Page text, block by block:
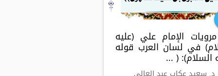
الإمام علي (عليه
في لسان العرب قوله
السلام): ( ...